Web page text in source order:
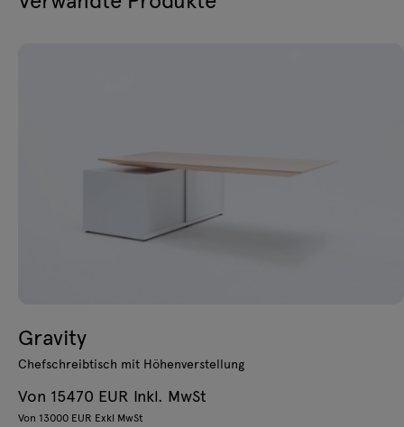
Gravity
Chefschreibtisch mit Höhenverstellung
Von 15470 EUR Inkl. MwSt
Von 13000 EUR Exkl MwSt